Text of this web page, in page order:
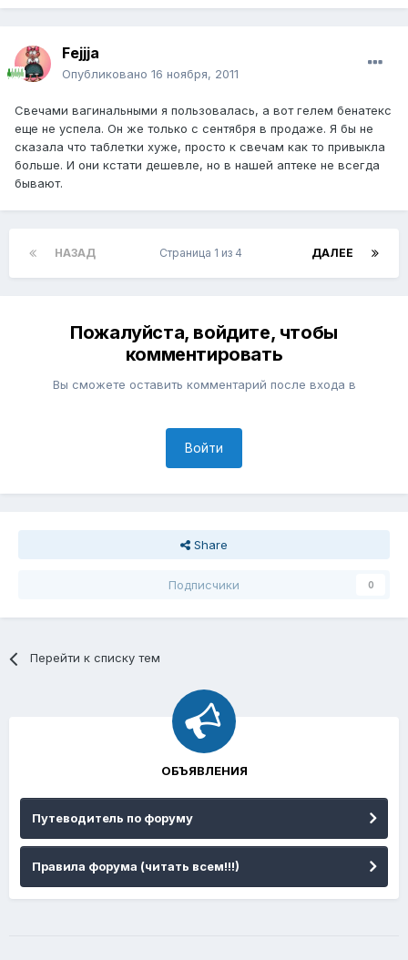
Fejjja
Опубликовано 16 ноября, 2011
Свечами вагинальными я пользовалась, а вот гелем бенатекс
еще не успела. Он же только с сентября в продаже. Я бы не
сказала что таблетки хуже, просто к свечам как то привыкла
больше. И они кстати дешевле, но в нашей аптеке не всегда
бывают.
НАЗАД ДАЛЕЕ
Страница 1 из 4
Пожалуйста, войдите, чтобы
комментировать
Вы сможете оставить комментарий после входа в
Войти
Share
Подписчики 0
Перейти к списку тем
ОБЪЯВЛЕНИЯ
Путеводитель по форуму
Правила форума (читать всем!!!)